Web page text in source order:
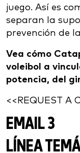
juego. Así es
separan la
prevención de
Vea cómo
voleibol a
potencia, del
<<REQUEST A
EMAIL 3
LÍNEA